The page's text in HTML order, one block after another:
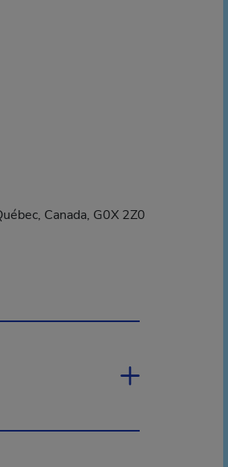
s'ouvrira dans une nouvelle
Canada, G0X 2Z0
s'ouvrira dans une nouvelle